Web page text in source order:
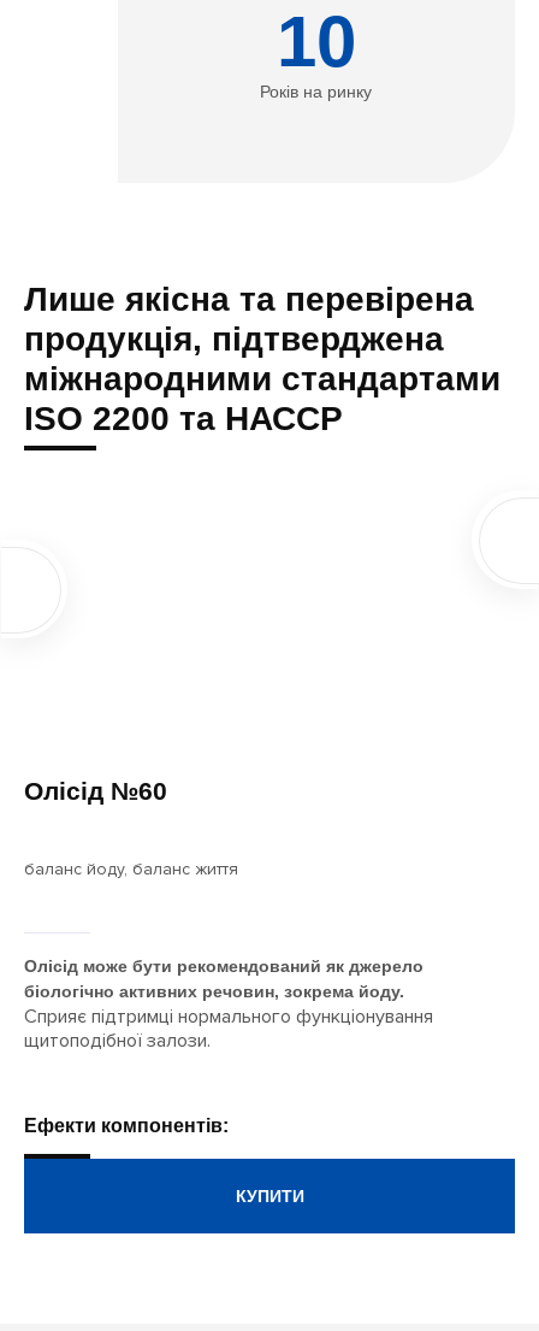
10
Років на ринку
Лише якісна та перевірена
продукція, підтверджена
міжнародними стандартами
ISO 2200 та НАССР
Олісід №60
баланс йоду, баланс життя
Олісід може бути рекомендований як джерело
біологічно активних речовин, зокрема йоду.
Сприяє підтримці нормального функціонування
щитоподібної залози.
Ефекти компонентів:
КУПИТИ